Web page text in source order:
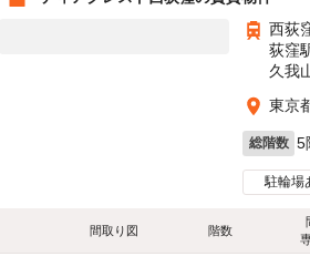
西荻
荻窪
久我
東京
総階数 5
駐輪場
間取り図 階数